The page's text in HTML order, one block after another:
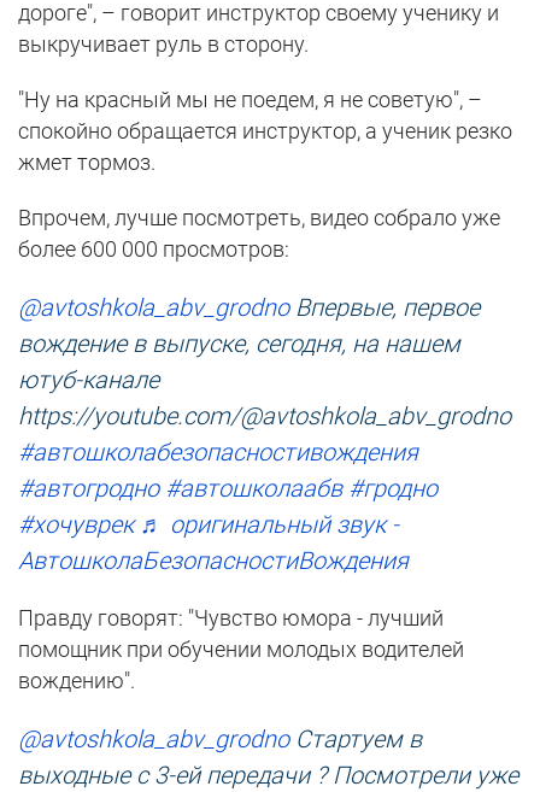
дороге", – говорит инструктор своему ученику и
выкручивает руль в сторону.
"Ну на красный мы не поедем, я не советую", –
спокойно обращается инструктор, а ученик резко
жмет тормоз.
Впрочем, лучше посмотреть, видео собрало уже
более 600 000 просмотров:
@avtoshkola_abv_grodnoВпервые, первое
вождение в выпуске, сегодня, на нашем
ютуб-канале
https://youtube.com/@avtoshkola_abv_grodno
#автошколабезопасностивождения
#автогродно #автошколаабв #гродно
#хочуврек ♬ оригинальный звук -
АвтошколаБезопасностиВождения
Правду говорят: "Чувство юмора - лучший
помощник при обучении молодых водителей
вождению".
@avtoshkola_abv_grodnoСтартуем в
выходные с 3-ей передачи ? Посмотрели уже